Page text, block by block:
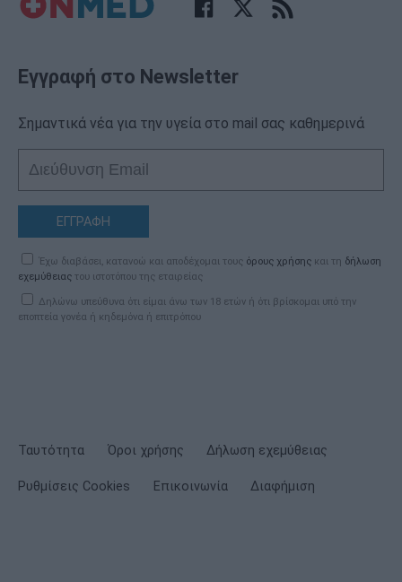
Εγγραφή στο Newsletter
Σημαντικά νέα για την υγεία στο mail σας καθημερινά
ΕΓΓΡΑΦΗ
Έχω διαβάσει, κατανοώ και αποδέχομαι τους όρους χρήσης και τη δήλωση
εχεμύθειας του ιστοτόπου της εταιρείας
Δηλώνω υπεύθυνα ότι είμαι άνω των 18 ετών ή ότι βρίσκομαι υπό την
εποπτεία γονέα ή κηδεμόνα ή επιτρόπου
Ταυτότητα Όροι χρήσης Δήλωση εχεμύθειας
Ρυθμίσεις Cookies Επικοινωνία Διαφήμιση